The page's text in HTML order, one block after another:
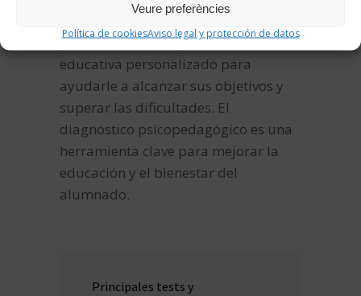
Veure preferències
Política de cookiesAviso legal y protección de datos
alumno. Con esta información se
puede diseñar un plan de acción
educativa personalizado para
ayudarle a alcanzar sus objetivos y
superar las dificultades. El
diagnóstico psicopedagógico es una
herramienta clave para mejorar la
educación y el bienestar del
alumnado.
Principales tests y